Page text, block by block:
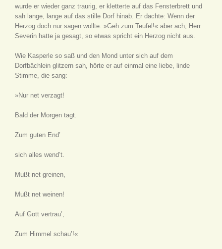
wurde er wieder ganz traurig, er kletterte auf das Fensterbrett und
sah lange, lange auf das stille Dorf hinab. Er dachte: Wenn der
Herzog doch nur sagen wollte: »Geh zum Teufel!« aber ach, Herr
Severin hatte ja gesagt, so etwas spricht ein Herzog nicht aus.
Wie Kasperle so saß und den Mond unter sich auf dem
Dorfbächlein glitzern sah, hörte er auf einmal eine liebe, linde
Stimme, die sang:
»Nur net verzagt!
Bald der Morgen tagt.
Zum guten End’
sich alles wend’t.
Mußt net greinen,
Mußt net weinen!
Auf Gott vertrau’,
Zum Himmel schau’!«